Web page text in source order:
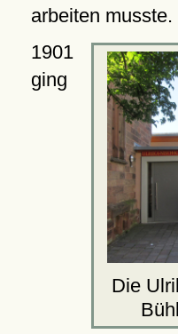
arbeiten musste.
Die
1901
ging